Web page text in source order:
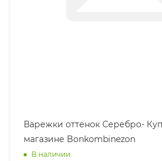
Варежки оттенок Серебро-
магазине Bonkombinezon
В наличии